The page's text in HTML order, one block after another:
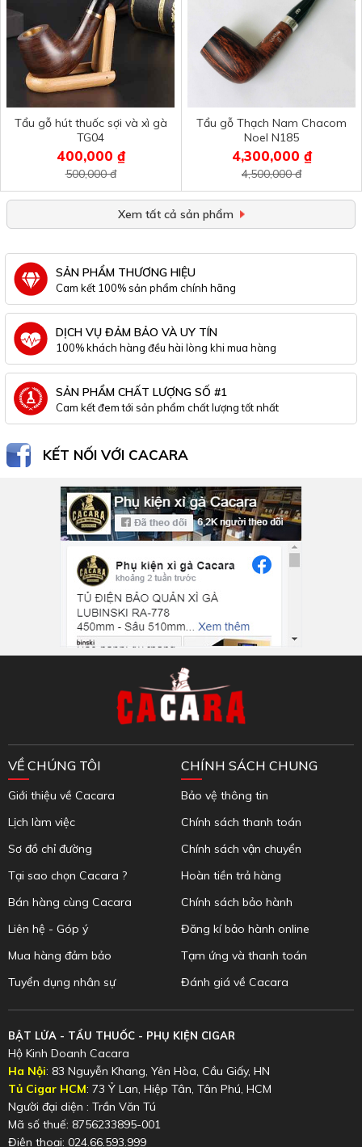
Tẩu gỗ hút thuốc sợi và xì gà
TG04
400,000 ₫
500,000 đ
Tẩu gỗ Thạch Nam Chacom
Noel N185
4,300,000 ₫
4,500,000 đ
Xem tất cả sản phẩm
SẢN PHẨM THƯƠNG HIỆU
Cam kết 100% sản phẩm chính hãng
DỊCH VỤ ĐẢM BẢO VÀ UY TÍN
100% khách hàng đều hài lòng khi mua hàng
SẢN PHẨM CHẤT LƯỢNG SỐ #1
Cam kết đem tới sản phẩm chất lượng tốt nhất
KẾT NỐI VỚI CACARA
VỀ CHÚNG TÔI
Giới thiệu về Cacara
Lịch làm việc
Sơ đồ chỉ đường
Tại sao chọn Cacara ?
Bán hàng cùng Cacara
Liên hệ - Góp ý
Mua hàng đảm bảo
Tuyển dụng nhân sự
CHÍNH SÁCH CHUNG
Bảo vệ thông tin
Chính sách thanh toán
Chính sách vận chuyển
Hoàn tiền trả hàng
Chính sách bảo hành
Đăng kí bảo hành online
Tạm ứng và thanh toán
Đánh giá về Cacara
BẬT LỬA - TẨU THUỐC - PHỤ KIỆN CIGAR
Hộ Kinh Doanh Cacara
Ha Nội: 83 Nguyễn Khang, Yên Hòa, Cầu Giấy, HN
Tủ Cigar HCM: 73 Ỷ Lan, Hiệp Tân, Tân Phú, HCM
Người đại diện : Trần Văn Tú
Mã số thuế: 8756233895-001
Điện thoại: 024.66.593.999